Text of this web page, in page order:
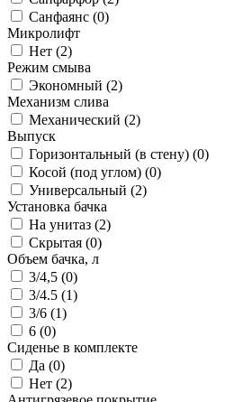
Санфаянс (0)
Микролифт
Нет (2)
Режим смыва
Экономный (2)
Механизм слива
Механический (2)
Выпуск
Горизонтальный (в стену) (0)
Косой (под углом) (0)
Универсальный (2)
Установка бачка
На унитаз (2)
Скрытая (0)
Объем бачка, л
3/4,5 (0)
3/4.5 (1)
3/6 (1)
6 (0)
Сиденье в комплекте
Да (0)
Нет (2)